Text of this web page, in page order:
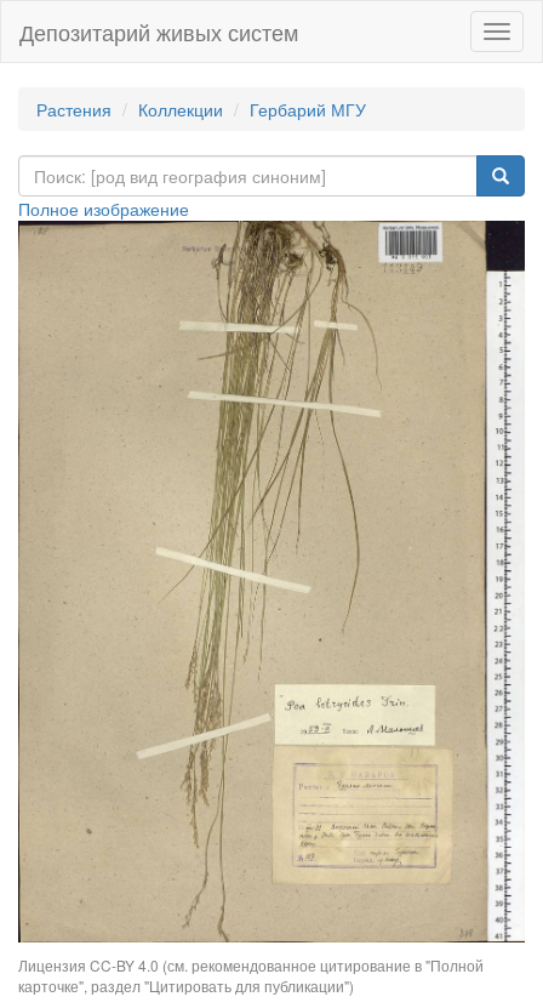
Депозитарий живых систем
Растения Коллекции Гербарий МГУ
Полное изображение
Лицензия CC-BY 4.0 (см. рекомендованное цитирование в "Полной
карточке", раздел "Цитировать для публикации")